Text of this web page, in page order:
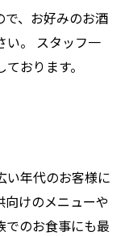
で、お好みのお酒
い。 スタッフ一
おります。
い年代のお客様に
向けのメニューや
でのお食事にも最